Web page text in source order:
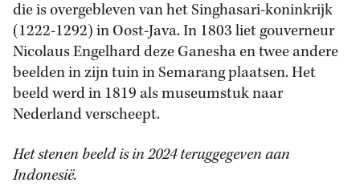
die is overgebleven van het Singhasari-koninkrijk
(1222-1292) in Oost-Java. In 1803 liet gouverneur
Nicolaus Engelhard deze Ganesha en twee andere
beelden in zijn tuin in Semarang plaatsen. Het
beeld werd in 1819 als museumstuk naar
Nederland verscheept.
Het stenen beeld is in 2024 teruggegeven aan
Indonesië.